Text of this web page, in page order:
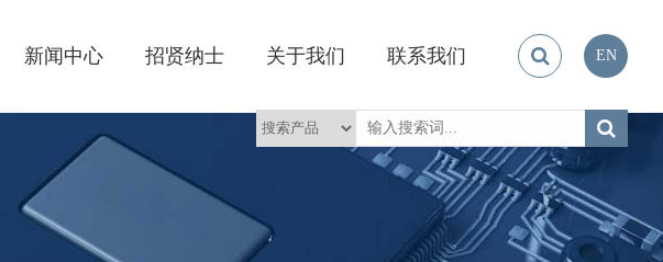
EN
新闻中心 招贤纳士 关于我们 联系我们